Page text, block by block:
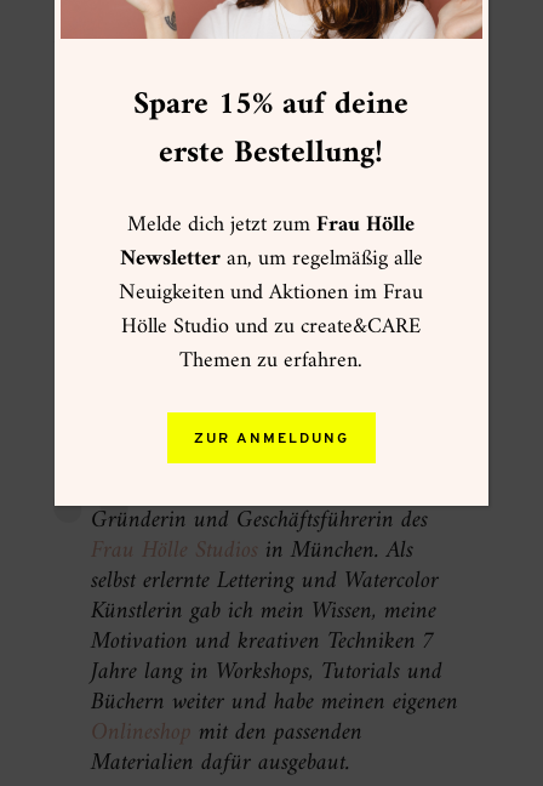
angegebenen Informationen an MailChimp zur
Verarbeitung in Übereinstimmung mit deren
Datenschutzrichtlinienund
Bedingungen
weitergegeben werden.
* Pflichtfeld
Gründerin und Geschäftsführerin des
Frau Hölle Studios in München. Als
selbst erlernte Lettering und Watercolor
Künstlerin gab ich mein Wissen, meine
Motivation und kreativen Techniken 7
Jahre lang in Workshops, Tutorials und
Büchern weiter und habe meinen eigenen
Onlineshop mit den passenden
Materialien dafür ausgebaut.
Spare 15% auf deine
erste Bestellung!
Melde dich jetzt zumFrau Hölle
Newsletteran, um regelmäßig alle
Neuigkeiten und Aktionen im Frau
Hölle Studio und zu create&CARE
Themen zu erfahren.
ZUR ANMELDUNG